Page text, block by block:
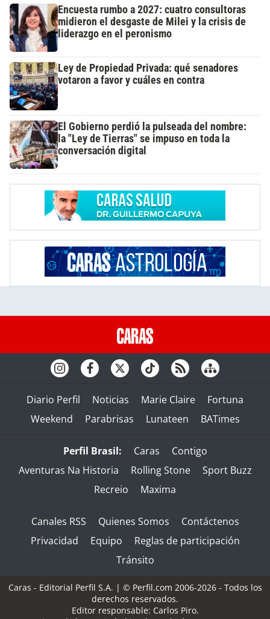
Encuesta rumbo a 2027: cuatro consultoras
midieron el desgaste de Milei y la crisis de
liderazgo en el peronismo
Ley de Propiedad Privada: qué senadores
votaron a favor y cuáles en contra
El Gobierno perdió la pulseada del nombre:
la "Ley de Tierras" se impuso en toda la
conversación digital
Diario Perfil Noticias Marie Claire
Fortuna
Weekend
Parabrisas Lunateen BATimes
Perfil Brasil: Caras
Contigo
Aventuras Na Historia
Rolling Stone
Sport Buzz
Recreio
Maxima
Canales RSS Quienes Somos
Contáctenos
Privacidad
Equipo
Reglas de participación
Tránsito
Caras - Editorial Perfil S.A. | © Perfil.com 2006-2026 - Todos los
derechos reservados.
Editor responsable: Carlos Piro.